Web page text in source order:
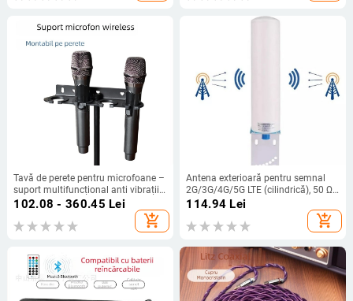
Tavă de perete pentru microfoane –
suport multifuncțional anti vibrații
pentru microfoane cu fir și fără fir
102.08 - 360.45 Lei
add_shopping_cart
Antena exterioară pentru semnal
2G/3G/4G/5G LTE (cilindrică), 50 Ω,
12 dBi, SWR ≤ 1.8
114.94 Lei
add_shopping_cart